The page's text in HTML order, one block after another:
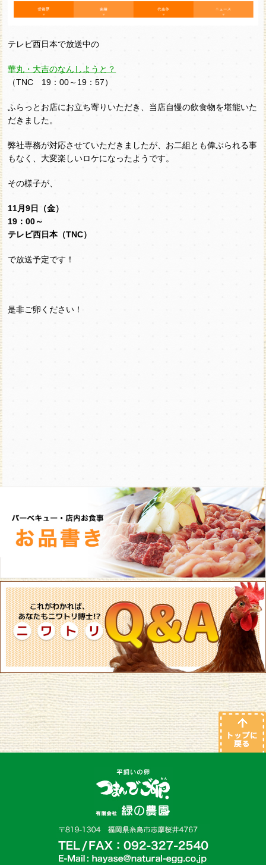
テレビ西日本で放送中の
華丸・大吉のなんしようと？
（TNC 19：00～19：57）
ふらっとお店にお立ち寄りいただき、当店自慢の飲食物を堪能いた
だきました。
弊社専務が対応させていただきましたが、お二組とも偉ぶられる事
もなく、大変楽しいロケになったようです。
その様子が、
11月9日（金）
19：00～
テレビ西日本（TNC）
で放送予定です！
是非ご卵ください！